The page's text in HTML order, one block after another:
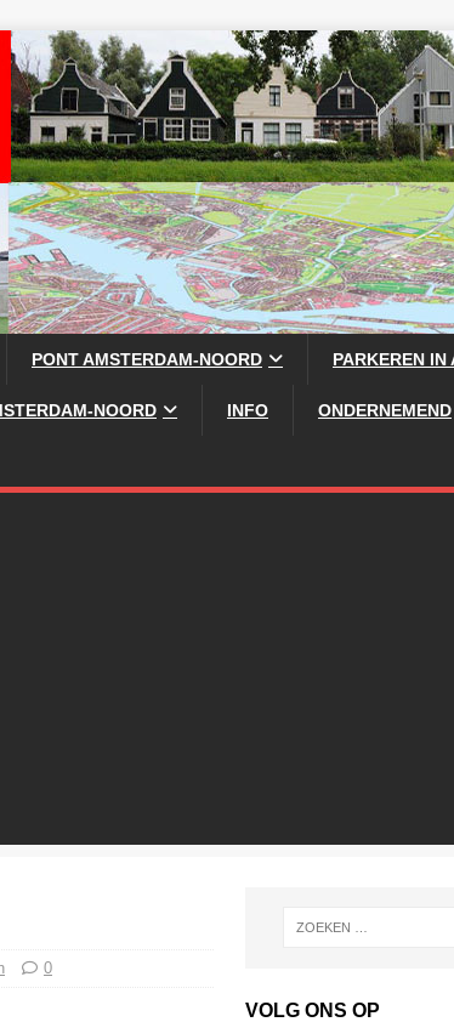
PONT AMSTERDAM-NOORD PARKEREN IN
NOORD INFO ONDERNEMEND
0
VOLG ONS OP